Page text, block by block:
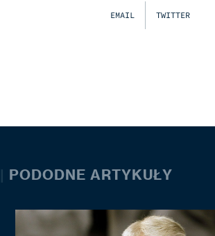
EMAIL TWITTER
| PODODNE ARTYKUŁY